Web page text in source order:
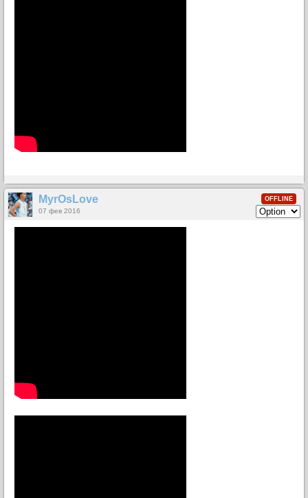
OFFLINE
MyrOsLove
07 фев 2016